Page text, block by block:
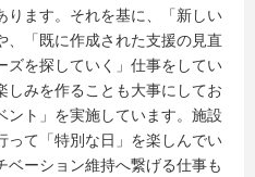
ります。それを基に、「新しい
、「既に作成された支援の見直
ズを探していく」仕事をしてい
しみを作ることも大事にしてお
ント」を実施しています。施設
って「特別な日」を楽しんでい
ベーション維持へ繋げる仕事も